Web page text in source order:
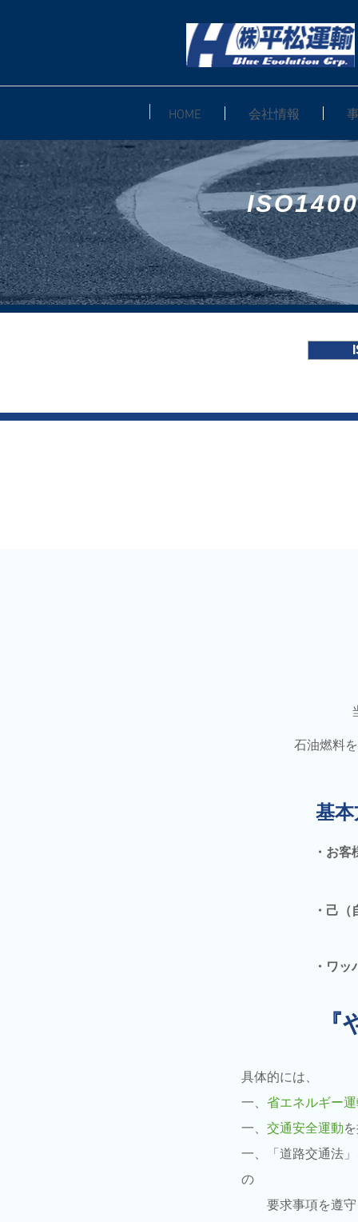
HOME 会社情報
石油燃料
具体的には、
一、 省エネルギー
一、 交通安全運動
一、「道路交通法
の
要求事項を遵
・お客
・己
・ワ
基